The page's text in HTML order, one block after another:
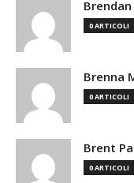
0 ARTICOLI
Brenna
0 ARTICOLI
Brent
0 ARTICOLI